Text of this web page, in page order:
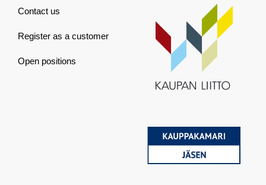
Contact us
Register as a customer
Open positions